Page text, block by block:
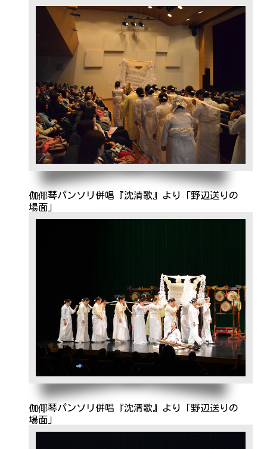
伽倻琴パンソリ併唱『沈清歌』より「野辺送りの
場面」
伽倻琴パンソリ併唱『沈清歌』より「野辺送りの
場面」